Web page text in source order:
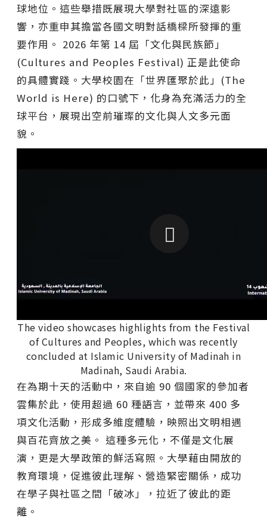
球地位。這些舉措既展現大學對社區的深遠影
響，亦重申其擔當各國文明對話橋樑所發揮的重
要作用。 2026 年第 14 屆「文化與民族節」
(Cultures and Peoples Festival) 正是此使命
的具體實踐。大學校園在「世界匯聚於此」(The
World is Here) 的口號下，化身為充滿活力的全
球平台，展現出空前璀璨的文化與人文多元面
貌。
The video showcases highlights from the Festival
of Cultures and Peoples, which was recently
concluded at Islamic University of Madinah in
Madinah, Saudi Arabia.
在為期十天的活動中，來自逾 90 個國家的參加者
雲集於此，使用超過 60 種語言，並帶來 400 多
項文化活動，形成多維度體驗，映照出文明相遇
與百花齊放之美。 這種多元化，不僅是文化展
演，更是大學政策的鮮活寫照。大學藉由開放的
教育環境，促進彼此理解、營造緊密關係，成功
在學子與社區之間「破冰」，拉近了彼此的距
離。